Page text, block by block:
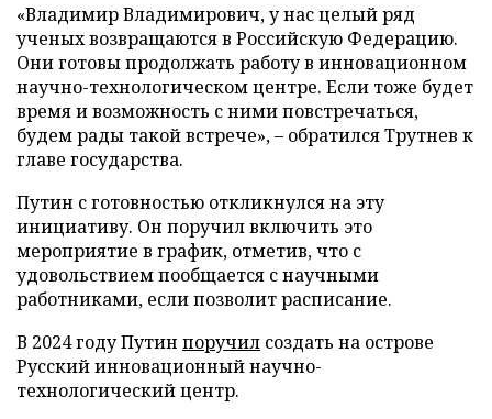
«Владимир Владимирович, у нас целый ряд
ученых возвращаются в Российскую Федерацию.
Они готовы продолжать работу в инновационном
научно-технологическом центре. Если тоже будет
время и возможность с ними повстречаться,
будем рады такой встрече», – обратился Трутнев к
главе государства.
Путин с готовностью откликнулся на эту
инициативу. Он поручил включить это
мероприятие в график, отметив, что с
удовольствием пообщается с научными
работниками, если позволит расписание.
В 2024 году Путин поручил создать на острове
Русский инновационный научно-
технологический центр.